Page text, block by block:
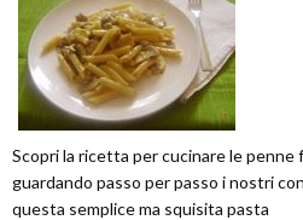
Scopri la ricetta per cucinare le penne
guardando passo per passo i nostri
questa semplice ma squisita pasta